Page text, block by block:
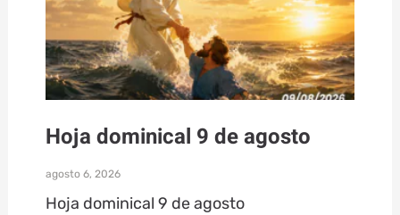
Hoja dominical 9 de agosto
agosto 6, 2026
Hoja dominical 9 de agosto